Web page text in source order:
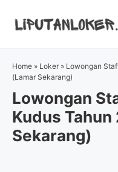
Home » Loker » Lowongan
(Lamar Sekarang)
Lowongan
Kudus
Sekarang)